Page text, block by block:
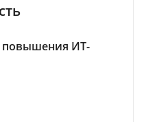
повышения ИТ-